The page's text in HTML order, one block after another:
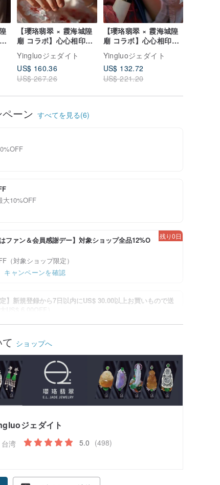
【瓔珞翡翠 × 霞海城隍
廟 コラボ】心心相印リ
付
Yingluoジェダイト
US$ 160.36
US$ 267.26
【瓔珞翡翠 × 霞海城隍
廟 コラボ】心心相印ブ
ャリティに寄付
Yingluoジェダイト
US$ 132.72
US$ 221.20
ーン すべてを見る(6)
大10%OFF
はファン＆会員感謝デー】対象ショップ全品12%O
（対象ショップ限定）
キャンペーンを確認
残り0日
定】新規登録から7日以内にUS$ 30.00以上お買いもので送
アイテムを気軽に購入
（※対象商品限定）
ファン＆会員感謝デー】アプリ限定全品対象7％
キャンペーンを確認
残り0日
ショップへ
ジェダイト
台湾 5.0 (498)